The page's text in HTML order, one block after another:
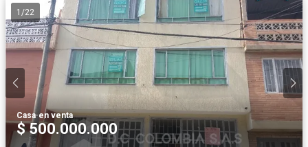
1 /22
Casa·en venta
$ 500.000.000